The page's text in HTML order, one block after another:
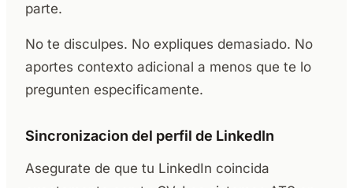
parte.
No te disculpes. No expliques demasiado. No
aportes contexto adicional a menos que te lo
pregunten especificamente.
Sincronizacion del perfil de LinkedIn
Asegurate de que tu LinkedIn coincida